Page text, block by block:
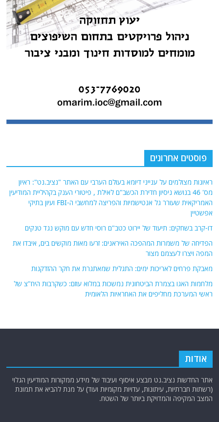
פוסטים אחרונים
ראיונות מצולמים על ענייני דיומא בעולם הערבי עם האתר "נציב.נט": ראיון
מס' 46 בנושא ניסיון חדירת הכשב"ם לאילת , פיטורי הענק בקהיליית המודיעין
האמריקאית שעורר גל אנטישמיות והפריצה למחשבי ה-FBI ועיון בתיקי
אפשטיין
דו-קרב בשחקים: תיעוד של יירוט כטב"ם רוסי חדש עם מוקש נגד טנקים
הפדיחה של משמרות המהפכה האיראנים: זרעו מאות מוקשים בים, איבדו את
המפה ויצרו לעצמם מצור
מאבקת פרחים לאריכות ימים: התגלית שמאתגרת את חקר ההזדקנות
מלחמות האגו בצמרת הביטחונית נמשכות במלוא עוזם: כשקרבות היח"צ של
ראשי המערכת מחליפים את האחראיות הלאומית
אודות
אתר החדשות נציב.נט מבצע איסוף ועיבוד של מידע ממקורות המודיעין הגלוי
(רשתות חברתיות, עיתונות, עדויות מקומיות ועוד) על מנת להביא את תמונת
המצב המקיפה והמדויקת ביותר של השטח.